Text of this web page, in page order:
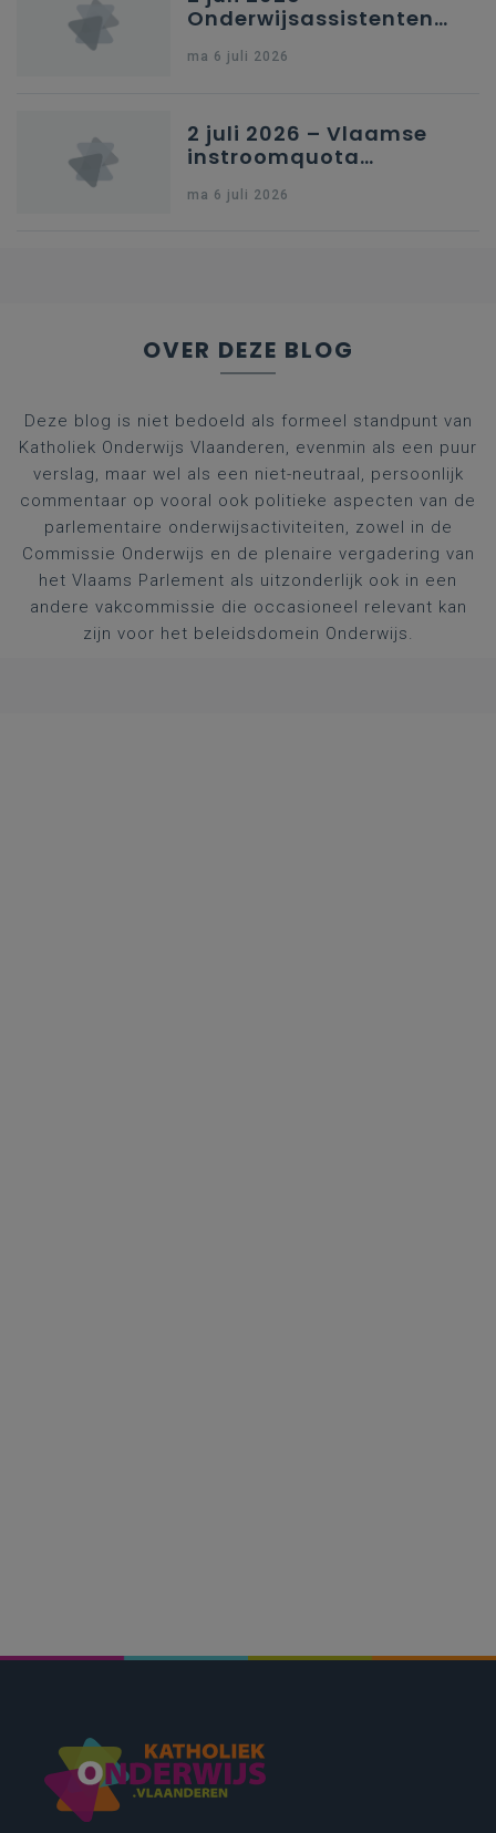
Onderwijsassistenten
kleuteronderwijs
ma 6 juli 2026
2 juli 2026 – Vlaamse
instroomquota
federale RIZIV-
ma 6 juli 2026
OVER DEZE BLOG
Deze blog is niet bedoeld als formeel standpunt van
Katholiek Onderwijs Vlaanderen, evenmin als een puur
verslag, maar wel als een niet-neutraal, persoonlijk
commentaar op vooral ook politieke aspecten van de
parlementaire onderwijsactiviteiten, zowel in de
Commissie Onderwijs en de plenaire vergadering van
het Vlaams Parlement als uitzonderlijk ook in een
andere vakcommissie die occasioneel relevant kan
zijn voor het beleidsdomein Onderwijs.